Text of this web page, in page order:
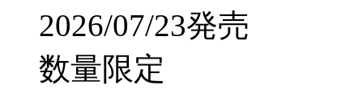
2026/07/23発売
数量限定